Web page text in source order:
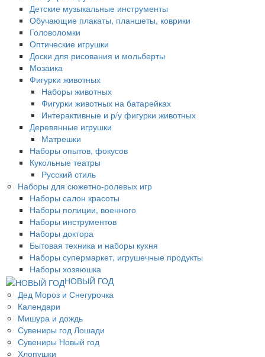
Детские музыкальные инструменты
Обучающие плакаты, планшеты, коврики
Головоломки
Оптические игрушки
Доски для рисования и мольберты
Мозаика
Фигурки животных
Наборы животных
Фигурки животных на батарейках
Интерактивные и р/у фигурки животных
Деревянные игрушки
Матрешки
Наборы опытов, фокусов
Кукольные театры
Русский стиль
Наборы для сюжетно-ролевых игр
Наборы салон красоты
Наборы полиции, военного
Наборы инструментов
Наборы доктора
Бытовая техника и наборы кухня
Наборы супермаркет, игрушечные продукты
Наборы хозяюшка
НОВЫЙ ГОД
Дед Мороз и Снегурочка
Календари
Мишура и дождь
Сувениры год Лошади
Сувениры Новый год
Хлопушки